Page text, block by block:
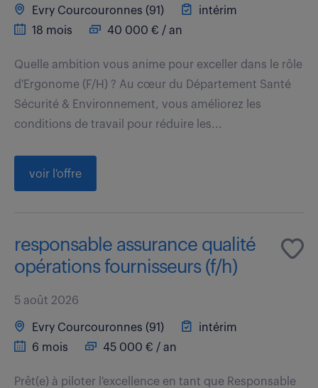
Evry Courcouronnes (91)
intérim
18 mois
40 000 € / an
Quelle ambition vous anime pour exceller dans le rôle
d'Ergonome (F/H) ? Au cœur du Département Santé
Sécurité & Environnement, vous améliorez les
conditions de travail pour réduire les...
voir l'offre
responsable assurance qualité
opérations fournisseurs (f/h)
5 août 2026
Evry Courcouronnes (91)
intérim
6 mois
45 000 € / an
Prêt(e) à piloter l'excellence en tant que Responsable